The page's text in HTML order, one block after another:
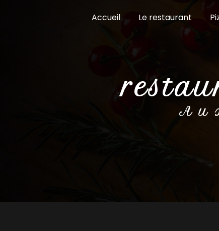
Accueil Le restaurant